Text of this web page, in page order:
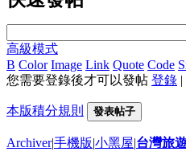
高級模式
B Color Image Link Quote Code
您需要登錄後才可以發帖 登錄 |
本版積分規則 發表帖子
Archiver|手機版|小黑屋|台灣旅